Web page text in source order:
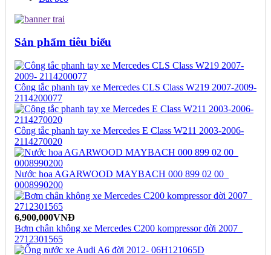
Sản phẩm tiêu biểu
Công tắc phanh tay xe Mercedes CLS Class W219 2007-2009-
2114200077
Công tắc phanh tay xe Mercedes E Class W211 2003-2006-
2114270020
Nước hoa AGARWOOD MAYBACH 000 899 02 00_
0008990200
6,900,000VNĐ
Bơm chân không xe Mercedes C200 kompressor đời 2007_
2712301565